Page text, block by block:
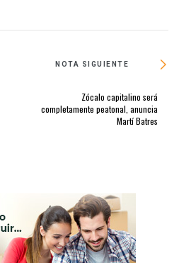
NOTA SIGUIENTE
Zócalo capitalino será
completamente peatonal, anuncia
Martí Batres